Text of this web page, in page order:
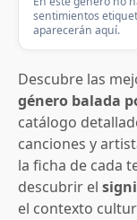
sentimientos
aparecerán aquí.
Descubre las
género balada
catálogo
canciones y
la ficha de cada
descubrir el
el contexto